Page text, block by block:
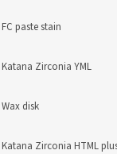
FC paste stain
Katana Zirconia YML
Wax disk
Katana Zirconia HTML